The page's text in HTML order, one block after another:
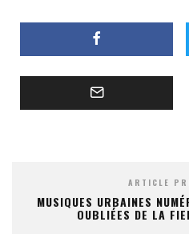
ARTICLE
MUSIQUES URBAINES
OUBLIÉES DE LA